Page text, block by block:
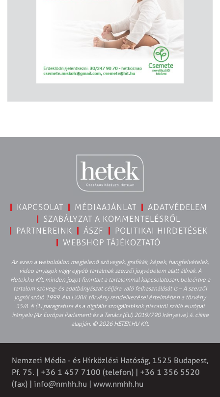
KAPCSOLAT MÉDIAAJÁNLAT
ADATVÉDELEM
SZABÁLYZAT A KOMMENTELÉSRŐL
PARTNEREINK
ÁSZF
POLITIKAI HIRDETÉSEK
WEBSHOP TÁJÉKOZTATÓ
Az ezen a weboldalon megjelenő szövegek, grafikák, képek, hangfelvételek,
video anyagok vagy egyéb tartalmak szerzői jogvédelem alatt állnak. A
Hetek.hu Kft. minden jogot fenntart a tartalommal kapcsolatosan, beleértve a
tartalom szöveg- és adatbányászat céljára való felhasználását is – A szerzői
jogról szóló 1999. évi LXXVI. törvény rendelkezései értelmében a törvény
35/A. § (1) paragrafusa és a digitális szolgáltatások piacairól szóló európai
irányelv (Az Európai Parlament és a Tanács (EU) 2019/790 Irányelve) 4. cikke
alapján. © 2026 HETEK.HU Kft.
Nemzeti Média - és Hírközlési Hatóság, 1525 Budapest,
Pf. 75. | +36 1 457 7100 (telefon) | +36 1 356 5520
(fax) | info@nmhh.hu | www.nmhh.hu